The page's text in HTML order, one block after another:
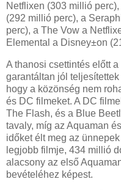
Netflixen (303 millió
(292 millió perc), a
perc), a The Vow a
Elemental a Disney±on
A thanosi csettintés előtt
garantáltan jól
hogy a közönség nem
és DC filmeket. A DC
The Flash, és a Blue
tavaly, míg az Aquaman
időket élt meg az
legjobb filmje, 434 millió
alacsony az első
bevételéhez képest.